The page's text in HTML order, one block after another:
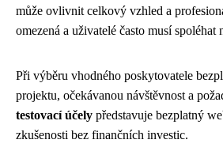
může ovlivnit celkový vzhled a
omezená a uživatelé často musí
Při výběru vhodného poskytovatele
projektu, očekávanou návštěvnost a
testovací účely představuje bezplatný
zkušenosti bez finančních investic.